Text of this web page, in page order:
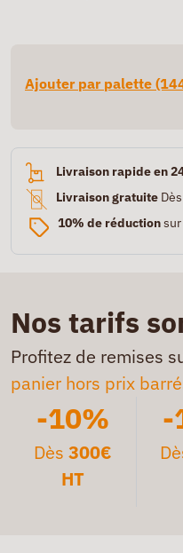
Ajouter par palette
Livraison rapide en
Livraison gratuite
10% de réduction
Nos tarifs
Profitez de remises
panier hors prix
-10%
Dès300€
HT
-